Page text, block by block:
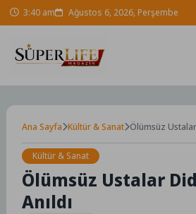
Skip 3:40 am Ağustos 6, 2026, Perşembe
Ana Sayfa Kültür & Sanat Ölümsüz Ustalar
Kültür & Sanat
Ölümsüz Ustalar
Anıldı